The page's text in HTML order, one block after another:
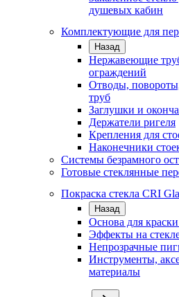
душевых кабин
Комплектующие для
Назад
Нержавеющие
ограждений
Отводы,
труб
Заглушки и
Держатели ригеля
Крепления для
Наконечники
Системы безрамного
Готовые стеклянные
Покраска стекла CRI
Назад
Основа для
Эффекты на
Непрозрачные
Инструменты,
материалы